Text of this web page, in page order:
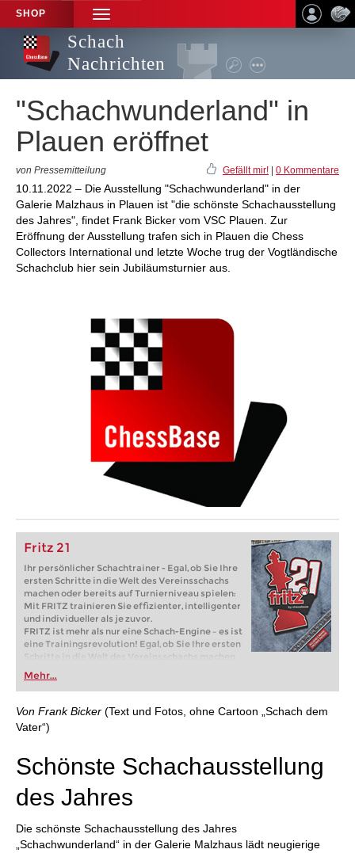
SHOP
TOGGLE
NAVIGATION
Schach
Nachrichten
"Schachwunderland" in
Plauen eröffnet
von Pressemitteilung Gefällt mir! 0 Kommentare
10.11.2022 – Die Ausstellung "Schachwunderland" in der
Galerie Malzhaus in Plauen ist "die schönste Schachausstellung
des Jahres", findet Frank Bicker vom VSC Plauen. Zur
Eröffnung der Ausstellung trafen sich in Plauen die Chess
Collectors International und letzte Woche trug der Vogtländische
Schachclub hier sein Jubiläumsturnier aus.
Fritz 21
Ihr persönlicher Schachtrainer - Egal, ob Sie Ihre
ersten Schritte in die Welt des Vereinsschachs
machen oder bereits auf Turnierniveau spielen:
Mit FRITZ trainieren Sie effizienter, intelligenter
und individueller als je zuvor.
FRITZ ist mehr als nur eine Schach-Engine – es ist
eine Trainingsrevolution! Egal, ob Sie Ihre ersten
Schritte in die Welt des Vereinsschachs machen
oder bereits auf Turnierniveau spielen: Mit
FRITZ trainieren Sie effizienter, intelligenter und
individueller als je zuvor.
Mehr...
Von Frank Bicker (Text und Fotos, ohne Cartoon „Schach dem
Vater“)
Schönste Schachausstellung
des Jahres
Die schönste Schachausstellung des Jahres
„Schachwunderland“ in der Galerie Malzhaus lädt neugierige